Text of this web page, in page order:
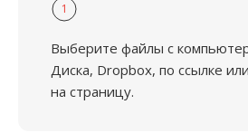
1
Выберите файлы с
Диска, Dropbox, по ссылке
на страницу.